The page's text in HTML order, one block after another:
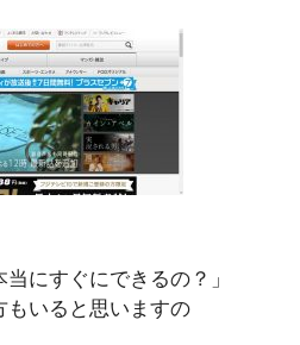
当にすぐにできるの？」
もいると思いますの